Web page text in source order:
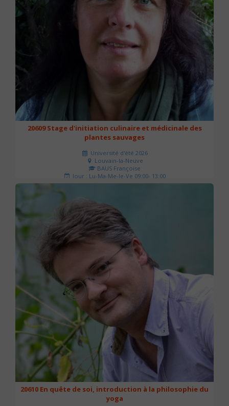
20609 Stage d'initiation culinaire et médicinale des
plantes sauvages
Université d'été 2026
Louvain-la-Neuve
BAUS Françoise
Jour : Lu-Ma-Me-Je-Ve 09:00- 13:00
Nombre de séances : 3
20610 En quête de soi, introduction à la philosophie du
yoga